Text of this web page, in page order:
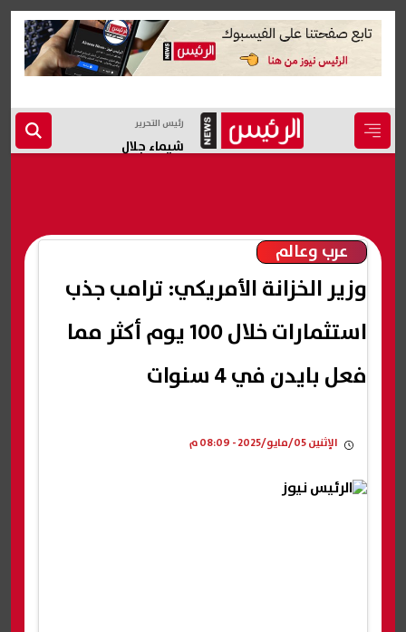
رئيس التحرير
شيماء جلال
عرب وعالم
وزير الخزانة الأمريكي: ترامب جذب
استثمارات خلال 100 يوم أكثر مما
فعل بايدن في 4 سنوات
الإثنين 05/مايو/2025 - 08:09 م